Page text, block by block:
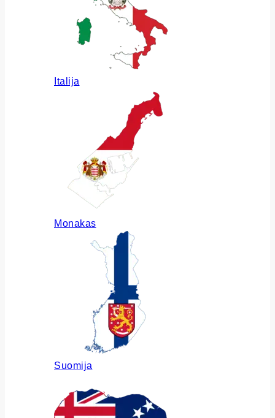
Italija
Monakas
Suomija